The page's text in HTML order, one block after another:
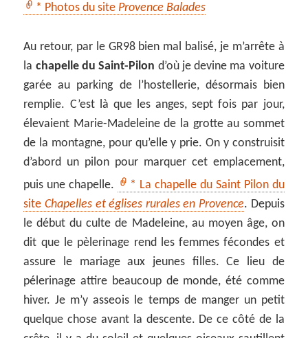
* Photos du site Provence Balades
Au retour, par le GR98 bien mal balisé, je m’arrête à
la chapelle du Saint-Pilon d’où je devine ma voiture
garée au parking de l’hostellerie, désormais bien
remplie. C’est là que les anges, sept fois par jour,
élevaient Marie-Madeleine de la grotte au sommet
de la montagne, pour qu’elle y prie. On y construisit
d’abord un pilon pour marquer cet emplacement,
puis une chapelle.
* La chapelle du Saint Pilon du
siteChapelles et églises rurales en Provence. Depuis
le début du culte de Madeleine, au moyen âge, on
dit que le pèlerinage rend les femmes fécondes et
assure le mariage aux jeunes filles. Ce lieu de
pélerinage attire beaucoup de monde, été comme
hiver. Je m’y asseois le temps de manger un petit
quelque chose avant la descente. De ce côté de la